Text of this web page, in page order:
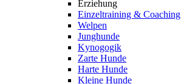
Erziehung
Einzeltraining & Coaching
Welpen
Junghunde
Kynogogik
Zarte Hunde
Harte Hunde
Kleine Hunde